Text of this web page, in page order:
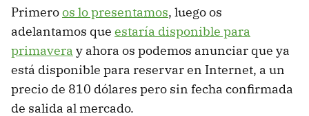
Primeroos lo presentamos, luego os
adelantamos que estaría disponible para
primavera y ahora os podemos anunciar que ya
está disponible para reservar en Internet, a un
precio de 810 dólares pero sin fecha confirmada
de salida al mercado.